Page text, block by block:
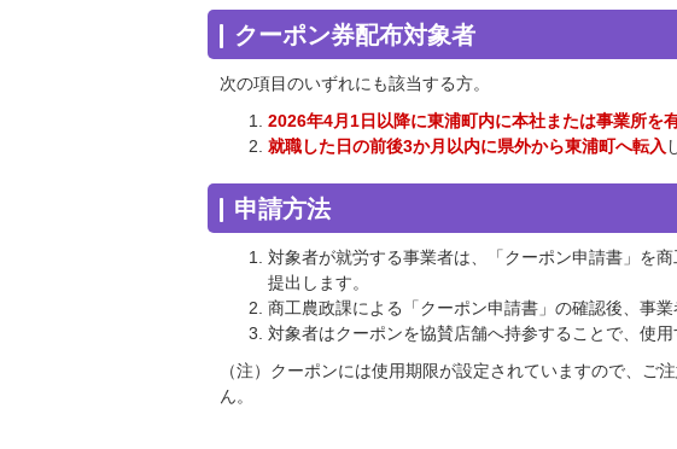
クーポン券配布対象者
次の項目のいずれにも該当する方。
2026年4月1日以降に東浦町内に本社または事業所を
就職した日の前後3か月以内に県外から東浦町へ転入
申請方法
対象者が就労する事業者は、「クーポン申請書」を
提出します。
商工農政課による「クーポン申請書」の確認後、事
対象者はクーポンを協賛店舗へ持参することで、使用
（注）クーポンには使用期限が設定されていますので、ご
ん。